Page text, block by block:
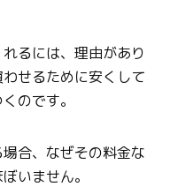
るには、理由があり
せるために安くして
のです。
合、なぜその料金な
いません。